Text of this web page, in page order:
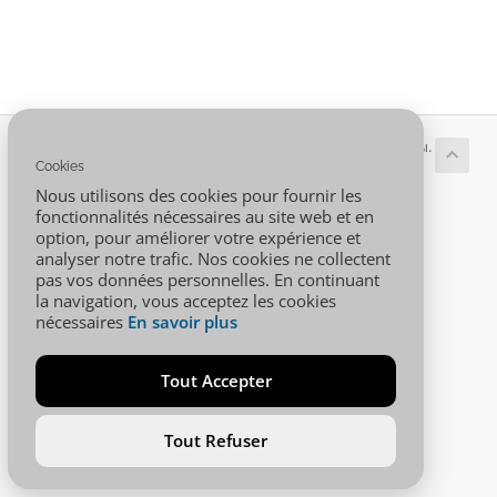
Авторское право © 2026 001.AFRICA. Все права защищены.
Cookies
Nous utilisons des cookies pour fournir les
fonctionnalités nécessaires au site web et en
option, pour améliorer votre expérience et
analyser notre trafic. Nos cookies ne collectent
pas vos données personnelles. En continuant
la navigation, vous acceptez les cookies
nécessaires En savoir plus
Tout Accepter
Tout Refuser